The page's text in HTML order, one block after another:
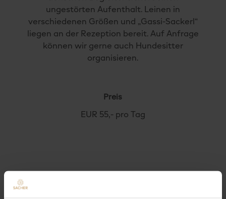
ungestörten Aufenthalt. Leinen in
verschiedenen Größen und „Gassi-Sackerl“
liegen an der Rezeption bereit. Auf Anfrage
können wir gerne auch Hundesitter
organisieren.
Preis
EUR 55,- pro Tag